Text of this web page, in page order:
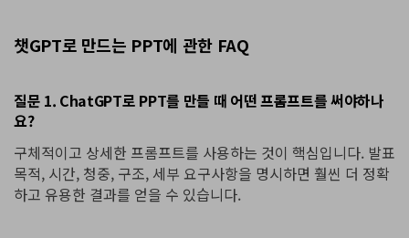
챗GPT로 만드는 PPT에 관한 FAQ
질문 1. ChatGPT로 PPT를 만들 때 어떤 프롬프트를 써야하나
요?
구체적이고 상세한 프롬프트를 사용하는 것이 핵심입니다. 발표
목적, 시간, 청중, 구조, 세부 요구사항을 명시하면 훨씬 더 정확
하고 유용한 결과를 얻을 수 있습니다.